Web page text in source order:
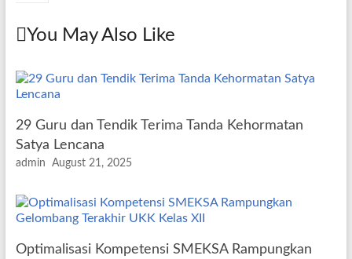
You May Also Like
29 Guru dan Tendik Terima Tanda Kehormatan
Satya Lencana
admin August 21, 2025
Optimalisasi Kompetensi SMEKSA Rampungkan